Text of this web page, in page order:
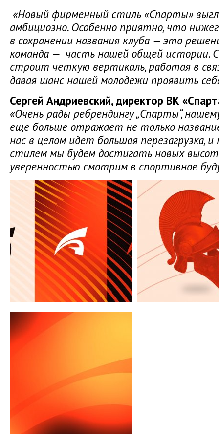
«Новый фирменный стиль «Спарты»
амбициозно. Особенно приятно, что
в сохранении названия клуба — это
команда — часть нашей общей истории.
строит четкую вертикаль, работая в
давая шанс нашей молодежи проявить
Сергей Андриевский, директор ВК
«Очень рады ребрендингу „Спарты“,
еще больше отражает не только
нас в целом идет большая перезагрузка,
стилем мы будем достигать новых
уверенностью смотрим в спортивное